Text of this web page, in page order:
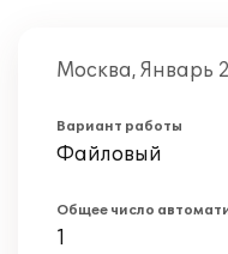
Москва, Январь
Вариант работы
Файловый
Общее число
1